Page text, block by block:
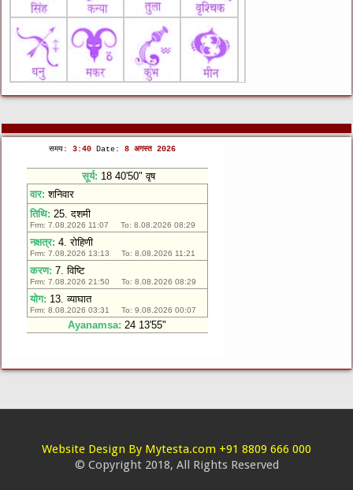
Website Design By Mytesta.com +91 8809 666 000
© Copyright 2018, All Rights Reserved